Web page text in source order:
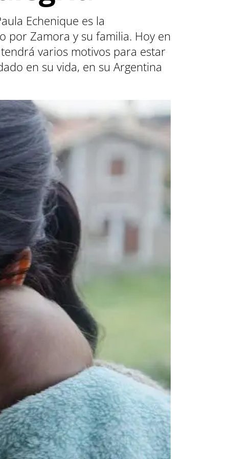
Echenique es la
por Zamora y su familia. Hoy en
varios motivos para estar
en su vida, en su Argentina